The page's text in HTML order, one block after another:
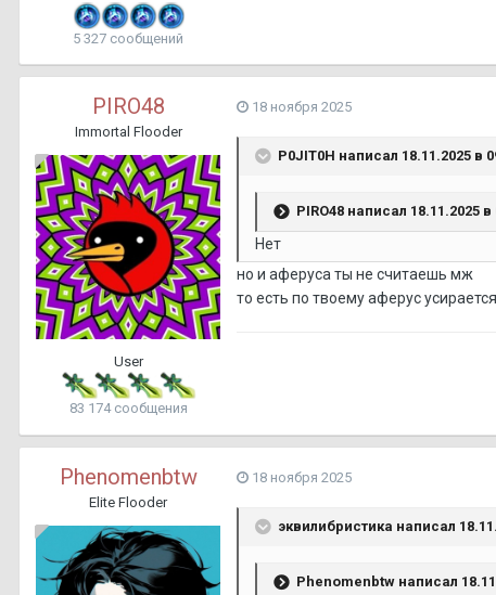
5 327 сообщений
PIRO48
Immortal Flooder
User
83 174 сообщения
18 ноября 2025
P0JIT0H написал 18.11.2025 в
PIRO48 написал 18.11.2025 в
Нет
но и аферуса ты не считаешь мж
то есть по твоему аферус
Phenomenbtw
Elite Flooder
18 ноября 2025
эквилибристика написал
Phenomenbtw написал